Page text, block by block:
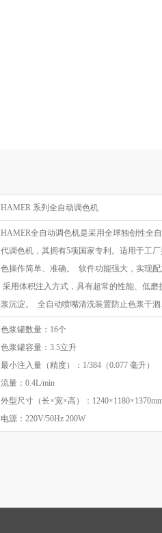
HAMER 系列全自动调色机
HAMER全自动调色机是采用全球独创性全
代调色机，其拥有5项国家专利。适用于工
色操作简单、准确。 软件功能强大，实现
采用体积注入方式，具有超常的性能、低
浆沉淀。 全自动喷嘴清洗装置防止色浆干涸
色浆罐数量：16个
色浆罐容量：3.5立升
最小注入量（精度）：1/384（0.077 毫升）
流量：0.4L/min
外型尺寸（长×宽×高）：
电源：220V/50Hz 200W